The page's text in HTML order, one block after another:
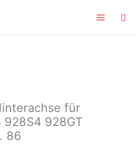
für
928S4 928GT
86